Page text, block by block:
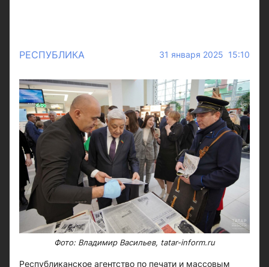
РЕСПУБЛИКА 31 января 2025 15:10
Фото: Владимир Васильев, tatar-inform.ru
Республиканское агентство по печати и массовым